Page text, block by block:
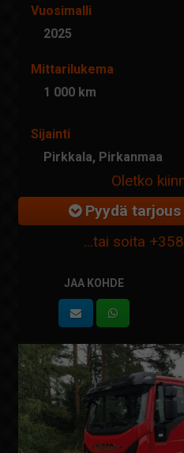
Vuosimalli
2025
Mittarilukema
1 000 km
Sijainti
Pirkkala, Pirkanmaa
Oletko
Pyydä
...tai soita
JAA KOHDE